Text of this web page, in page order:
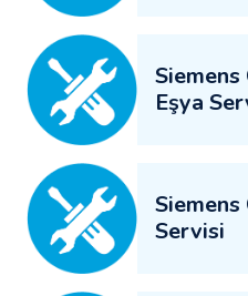
Eşya
Siemens
Servisi